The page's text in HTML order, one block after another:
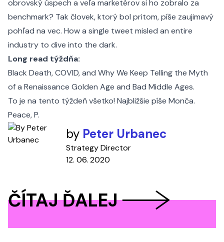
obrovský úspech a veľa marketérov si ho zobralo za
benchmark? Tak človek, ktorý bol pritom, píše zaujimavý
pohľad na vec. How a single tweet misled an entire
industry to dive into the dark.
Long read týždňa:
Black Death, COVID, and Why We Keep Telling the Myth
of a Renaissance Golden Age and Bad Middle Ages.
To je na tento týždeň všetko! Najbližšie píše Monča.
Peace, P.
by Peter Urbanec
Strategy Director
12. 06. 2020
ČÍTAJ ĎALEJ